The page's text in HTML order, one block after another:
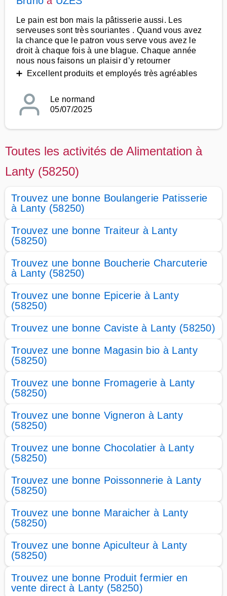
Le pain est bon mais la pâtisserie aussi. Les
serveuses sont très souriantes . Quand vous avez
la chance que le patron vous serve vous avez le
droit à chaque fois à une blague. Chaque année
nous nous faisons un plaisir d’y retourner
➕ Excellent produits et employés très agréables
Le normand
05/07/2025
Toutes les activités de Alimentation à
Lanty (58250)
Trouvez une bonne Boulangerie Patisserie
à Lanty (58250)
Trouvez une bonne Traiteur à Lanty
(58250)
Trouvez une bonne Boucherie Charcuterie
à Lanty (58250)
Trouvez une bonne Epicerie à Lanty
(58250)
Trouvez une bonne Caviste à Lanty (58250)
Trouvez une bonne Magasin bio à Lanty
(58250)
Trouvez une bonne Fromagerie à Lanty
(58250)
Trouvez une bonne Vigneron à Lanty
(58250)
Trouvez une bonne Chocolatier à Lanty
(58250)
Trouvez une bonne Poissonnerie à Lanty
(58250)
Trouvez une bonne Maraicher à Lanty
(58250)
Trouvez une bonne Apiculteur à Lanty
(58250)
Trouvez une bonne Produit fermier en
vente direct à Lanty (58250)